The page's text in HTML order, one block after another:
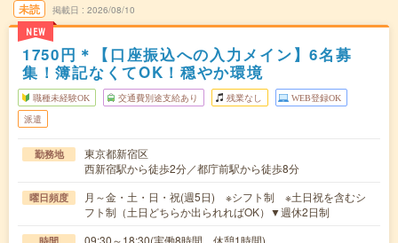
未読
NEW
掲載日 2026/08/10
1750円＊【口座振込への入力メイン】6名募
集！簿記なくてOK！穏やか環境
職種未経験OK 交通費別途支給あり 残業なし WEB登録OK
派遣
勤務地
東京都新宿区
西新宿駅から徒歩2分／都庁前駅から徒歩8分
曜日頻度
月～金・土・日・祝(週5日) ※シフト制 ※土日祝を含むシ
フト制（土日どちらか出られればOK）▼週休2日制
09:30～18:30(実働8時間 休憩1時間)